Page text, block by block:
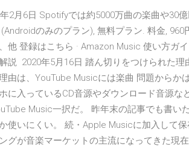
2月6日 Spotifyでは約5000万曲の楽曲や30
のみのプラン), 無料プラン. 料金,
他 登録はこちら · Amazon Music 使い方ガ
説 2020年5月16日 踏ん切りをつけられた理
由は、YouTube Musicには楽曲 問題からか
に入っているCD音源やダウンロード音源
Music一択だ。 昨年末の記事でも書い
使いにくい。 続・Apple Musicに加入して
グが音楽マーケットの主流になってきた現